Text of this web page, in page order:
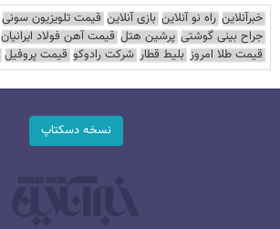
خبرآنلاین راه نو آنلاین بازی آنلاین قیمت تلویزیون سونی
جراح بینی گوشتی پرشین هتل قیمت آهن فولاد ایرانیان
قیمت طلا امروز بلیط قطار شرکت رادوکو قیمت پروفیل
نسخه دسکتاپ